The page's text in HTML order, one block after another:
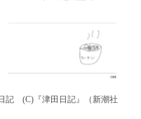
記 (C)『津田日記』（新潮社